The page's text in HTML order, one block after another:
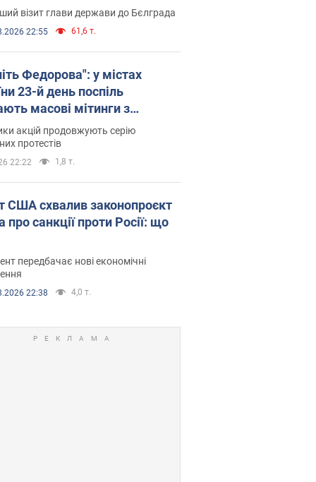
візит глави держави до Бєлграда
22:55 61,6 т.
Федорова": у містах
23-й день поспіль
масові мітинги з
Фото і відео
акцій продовжують серію
протестів
22:22 1,8 т.
США схвалив законопроєкт
про санкції проти Росії: що
передбачає нові економічні
22:38 4,0 т.